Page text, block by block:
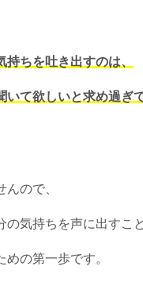
持ちを吐き出すのは、
いて欲しいと求め過ぎ
ので、
の気持ちを声に出すこと
の第一歩です。